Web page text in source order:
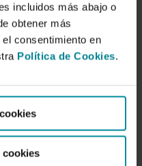
incluidos más abajo o
obtener más
consentimiento en
Política de Cookies.
cookies